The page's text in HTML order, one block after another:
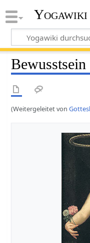
Yogawiki
Bewusstsein
(Weitergeleitet von